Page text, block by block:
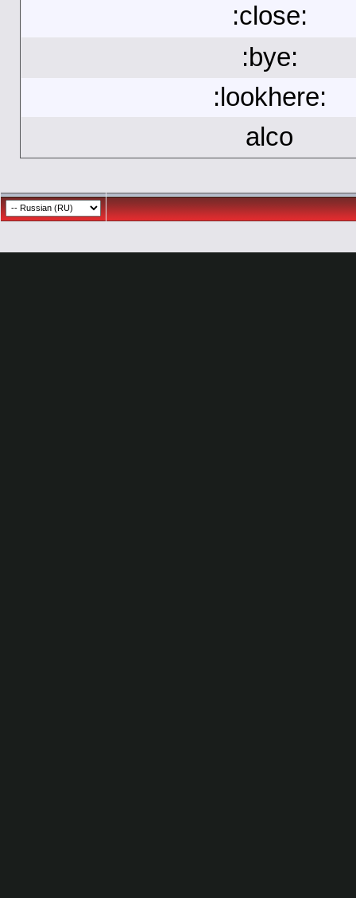
:close:
:bye:
:lookhere:
alco